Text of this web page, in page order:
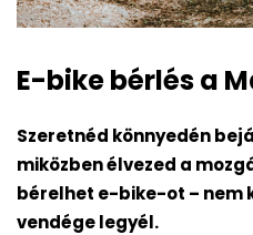
E-bike bérlés a
Szeretnéd könnyedén
miközben élvezed a
bérelhet e-bike-ot – nem
vendége legyél.